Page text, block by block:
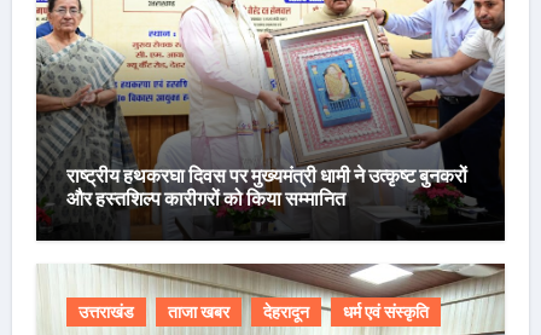
राष्ट्रीय हथकरघा दिवस पर मुख्यमंत्री धामी ने उत्कृष्ट बुनकरों
और हस्तशिल्प कारीगरों को किया सम्मानित
उत्तराखंड ताजा खबर देहरादून धर्म एवं संस्कृति